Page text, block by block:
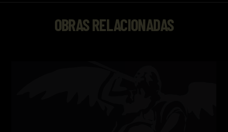
OBRAS RELACIONADAS